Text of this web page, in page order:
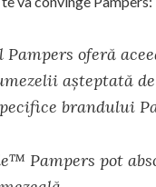
oferă
aşteptată
brandului
pot